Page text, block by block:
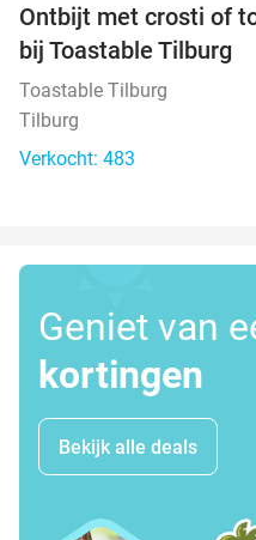
Ontbijt met crosti of
bij Toastable Tilburg
Toastable Tilburg
Tilburg
Verkocht: 483
Geniet van
kortingen
Bekijk alle deals